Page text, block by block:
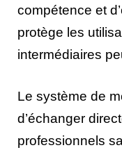
compétence et
protège les
intermédiaires
Le système de
d’échanger
professionnels